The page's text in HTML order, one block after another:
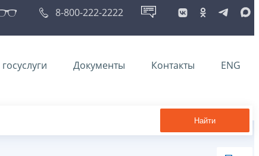
8-800-222-2222
Документы Контакты ENG
Найти